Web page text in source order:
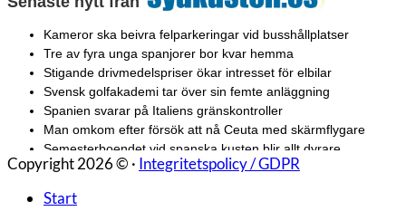
Copyright 2026 © · Integritetspolicy / GDPR
Start